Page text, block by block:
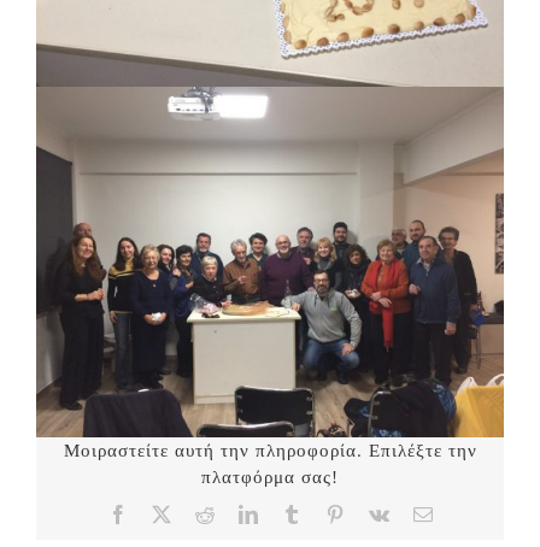
Μοιραστείτε αυτή την πληροφορία. Επιλέξτε την
πλατφόρμα σας!
Facebook
RedditLinkedInTumblr Pinterest
Vk Email